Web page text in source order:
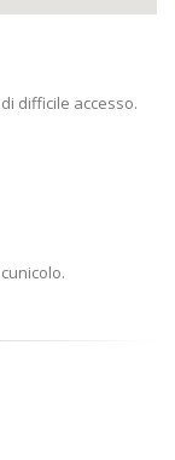
difficile accesso.